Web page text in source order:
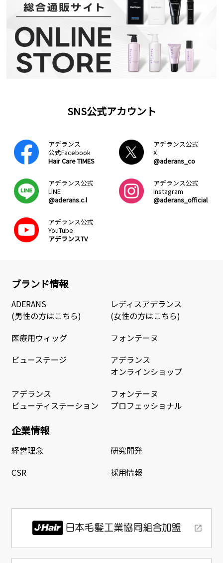
SNS公式アカウント
アデランス
公式Facebook
Hair Care TIMES
アデランス公式
X
@aderans_co
アデランス公式
LINE
@aderans.c.l
アデランス公式
Instagram
@aderans_official
アデランス公式
YouTube
アデランスTV
ブランド情報
ADERANS
(男性の方はこちら)
レディスアデランス
(女性の方はこちら)
医療用ウィッグ
フォンテーヌ
ビューステージ
アデランス
オンラインショップ
アデランス
ビューティステーション
フォンテーヌ
プロフェッショナル
企業情報
経営理念
研究開発
CSR
採用情報